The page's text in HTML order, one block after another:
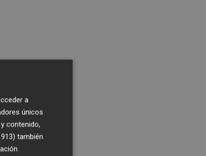
a
únicos
contenido,
también